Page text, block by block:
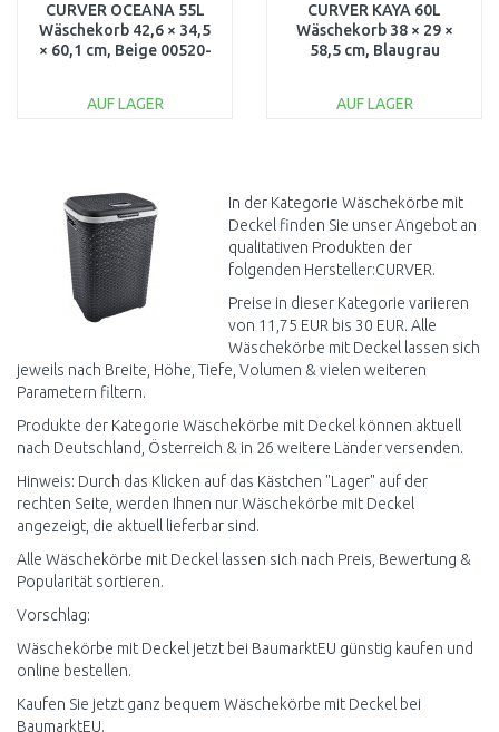
CURVER OCEANA 55L
Wäschekorb 42,6 × 34,5
× 60,1 cm, Beige 00520-
AUF LAGER
Vergleichen
CURVER KAYA 60L
Wäschekorb 38 × 29 ×
58,5 cm, Blaugrau
AUF LAGER
Vergleichen
In der Kategorie Wäschekörbe mit
Deckel finden Sie unser Angebot an
qualitativen Produkten der
folgenden Hersteller:CURVER.
Preise in dieser Kategorie variieren
von 11,75 EUR bis 30 EUR. Alle
Wäschekörbe mit Deckel lassen sich
jeweils nach Breite, Höhe, Tiefe, Volumen & vielen weiteren
Parametern filtern.
Produkte der Kategorie Wäschekörbe mit Deckel können aktuell
nach Deutschland, Österreich & in 26 weitere Länder versenden.
Hinweis: Durch das Klicken auf das Kästchen "Lager" auf der
rechten Seite, werden Ihnen nur Wäschekörbe mit Deckel
angezeigt, die aktuell lieferbar sind.
Alle Wäschekörbe mit Deckel lassen sich nach Preis, Bewertung &
Popularität sortieren.
Vorschlag:
Wäschekörbe mit Deckel jetzt bei BaumarktEU günstig kaufen und
online bestellen.
Kaufen Sie jetzt ganz bequem Wäschekörbe mit Deckel bei
BaumarktEU.